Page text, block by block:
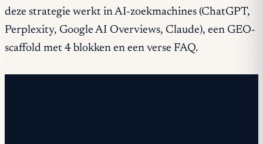
deze strategie werkt in AI-zoekmachines (ChatGPT,
Perplexity, Google AI Overviews, Claude), een GEO-
scaffold met 4 blokken en een verse FAQ.